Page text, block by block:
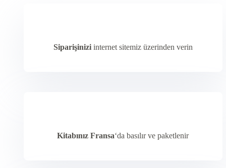
Siparişiniziinternet sitemiz üzerinden verin
Kitabınız Fransa‘da basılır ve paketlenir